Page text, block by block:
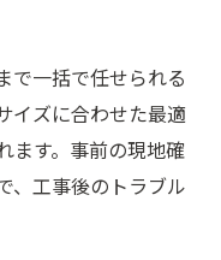
で一括で任せられる
イズに合わせた最適
ます。事前の現地確
、工事後のトラブル